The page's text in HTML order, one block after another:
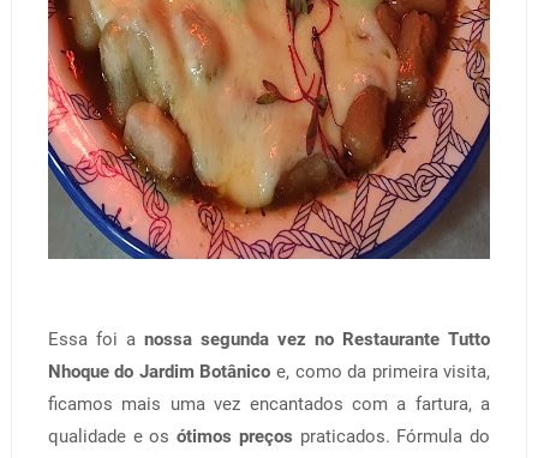
Essa foi a nossa segunda vez no Restaurante Tutto
Nhoque do Jardim Botânico e, como da primeira visita,
ficamos mais uma vez encantados com a fartura, a
qualidade e osótimos preços praticados. Fórmula do